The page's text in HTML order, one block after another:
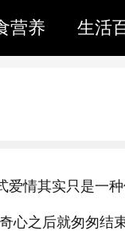
营养 生活
爱情其实只是一
心之后就匆匆结